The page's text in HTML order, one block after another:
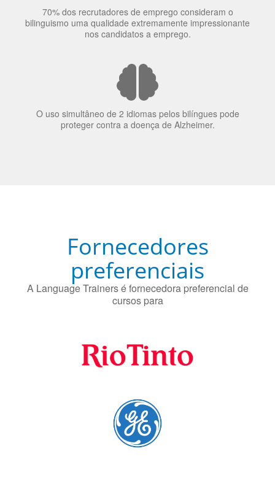
O uso simultâneo de 2 idiomas pelos bilíngues pode
proteger contra a doença de Alzheimer.
preferenciais
A Language Trainers é fornecedora preferencial de
cursos para